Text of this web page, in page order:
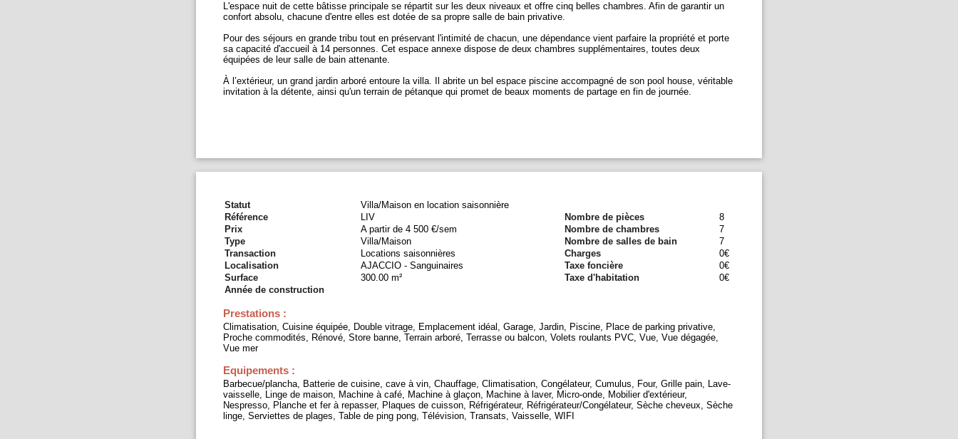
L'espace nuit de cette bâtisse principale se répartit sur les deux niveaux et offre cinq belles chambres. Afin de garantir un
confort absolu, chacune d'entre elles est dotée de sa propre salle de bain privative.
Pour des séjours en grande tribu tout en préservant l'intimité de chacun, une dépendance vient parfaire la propriété et porte
sa capacité d'accueil à 14 personnes. Cet espace annexe dispose de deux chambres supplémentaires, toutes deux
équipées de leur salle de bain attenante.
À l’extérieur, un grand jardin arboré entoure la villa. Il abrite un bel espace piscine accompagné de son pool house, véritable
invitation à la détente, ainsi qu'un terrain de pétanque qui promet de beaux moments de partage en fin de journée.
Statut
Villa/Maison en location saisonnière
Référence
LIV
Prix
A partir de 4 500 €/sem
Type
Villa/Maison
Transaction
Locations saisonnières
Localisation
AJACCIO - Sanguinaires
Surface
300.00 m²
Année de construction
Nombre de pièces
8
Nombre de chambres
7
Nombre de salles de bain
7
Charges
0€
Taxe foncière
0€
Taxe d'habitation
0€
Prestations :
Climatisation, Cuisine équipée, Double vitrage, Emplacement idéal, Garage, Jardin, Piscine, Place de parking privative,
Proche commodités, Rénové, Store banne, Terrain arboré, Terrasse ou balcon, Volets roulants PVC, Vue, Vue dégagée,
Vue mer
Equipements :
Barbecue/plancha, Batterie de cuisine, cave à vin, Chauffage, Climatisation, Congélateur, Cumulus, Four, Grille pain, Lave-
vaisselle, Linge de maison, Machine à café, Machine à glaçon, Machine à laver, Micro-onde, Mobilier d'extérieur,
Nespresso, Planche et fer à repasser, Plaques de cuisson, Réfrigérateur, Réfrigérateur/Congélateur, Sèche cheveux, Sèche
linge, Serviettes de plages, Table de ping pong, Télévision, Transats, Vaisselle, WIFI